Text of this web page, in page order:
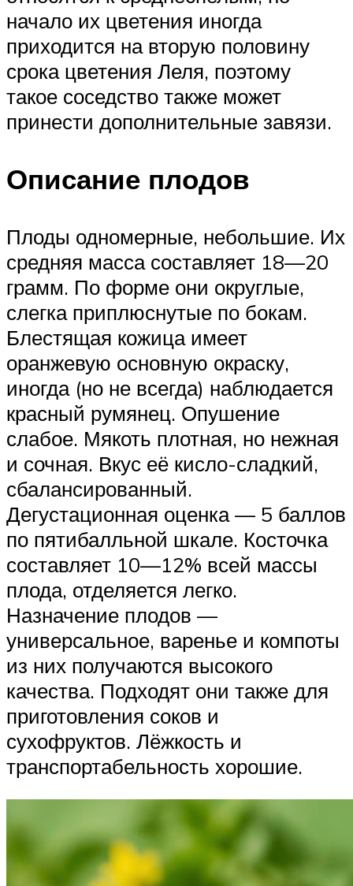
начало их цветения иногда
приходится на вторую половину
срока цветения Леля, поэтому
такое соседство также может
принести дополнительные завязи.
Описание плодов
Плоды одномерные, небольшие. Их
средняя масса составляет 18—20
грамм. По форме они округлые,
слегка приплюснутые по бокам.
Блестящая кожица имеет
оранжевую основную окраску,
иногда (но не всегда) наблюдается
красный румянец. Опушение
слабое. Мякоть плотная, но нежная
и сочная. Вкус её кисло-сладкий,
сбалансированный.
Дегустационная оценка — 5 баллов
по пятибалльной шкале. Косточка
составляет 10—12% всей массы
плода, отделяется легко.
Назначение плодов —
универсальное, варенье и компоты
из них получаются высокого
качества. Подходят они также для
приготовления соков и
сухофруктов. Лёжкость и
транспортабельность хорошие.